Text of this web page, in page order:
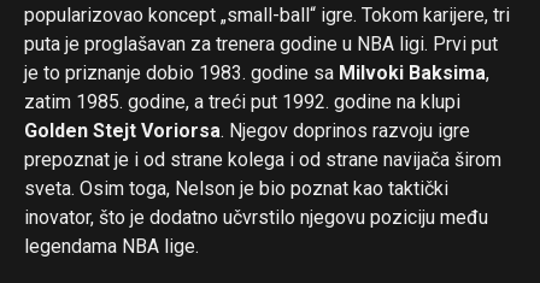
popularizovao koncept „small-ball“ igre. Tokom karijere, tri
puta je proglašavan za trenera godine u NBA ligi. Prvi put
je to priznanje dobio 1983. godine sa Milvoki Baksima,
zatim 1985. godine, a treći put 1992. godine na klupi
Golden Stejt Voriorsa. Njegov doprinos razvoju igre
prepoznat je i od strane kolega i od strane navijača širom
sveta. Osim toga, Nelson je bio poznat kao taktički
inovator, što je dodatno učvrstilo njegovu poziciju među
legendama NBA lige.